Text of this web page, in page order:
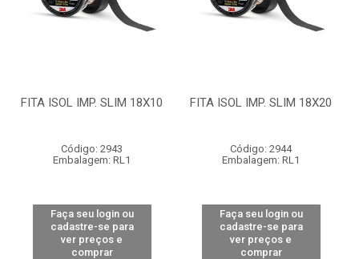
FITA ISOL IMP. SLIM 18X10
Código: 2943
Embalagem: RL1
Faça seu login ou
cadastre-se para
ver preços e
comprar
FITA ISOL IMP. SLIM 18X20
Código: 2944
Embalagem: RL1
Faça seu login ou
cadastre-se para
ver preços e
comprar